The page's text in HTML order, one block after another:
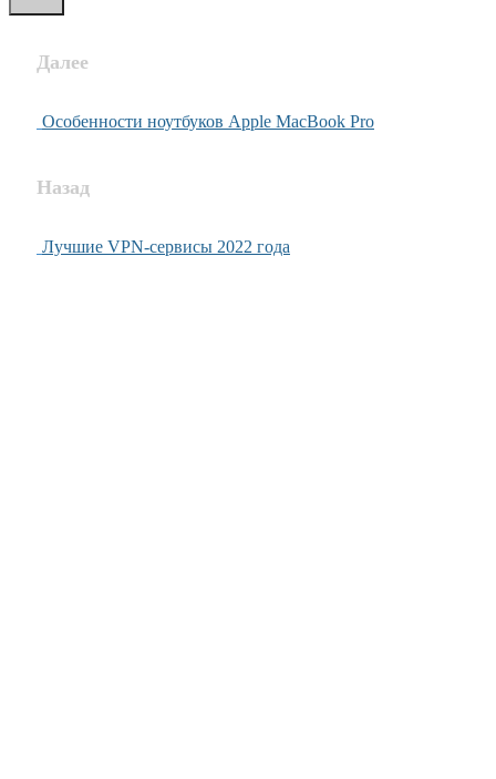
Далее
Особенности ноутбуков Apple MacBook Pro
Назад
Лучшие VPN-сервисы 2022 года